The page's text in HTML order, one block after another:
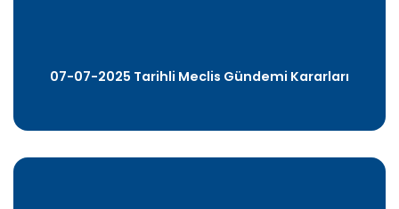
07-07-2025 Tarihli Meclis Gündemi Kararları